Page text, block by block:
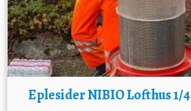
Eplesider NIBIO Lofthus 1/4